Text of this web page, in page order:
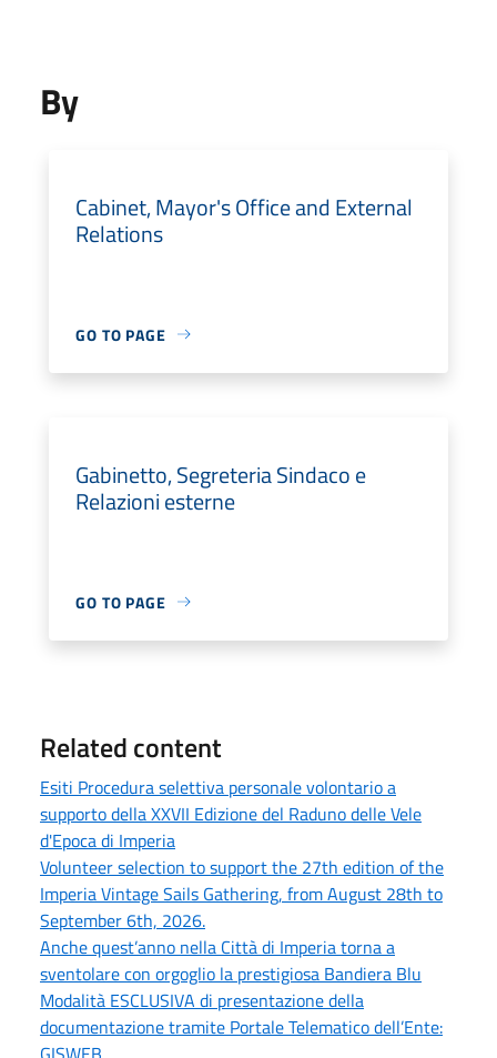
By
Cabinet, Mayor's Office and External
Relations
GO TO PAGE
Gabinetto, Segreteria Sindaco e
Relazioni esterne
GO TO PAGE
Related content
Esiti Procedura selettiva personale volontario a
supporto della XXVII Edizione del Raduno delle Vele
d'Epoca di Imperia
Volunteer selection to support the 27th edition of the
Imperia Vintage Sails Gathering, from August 28th to
September 6th, 2026.
Anche quest’anno nella Città di Imperia torna a
sventolare con orgoglio la prestigiosa Bandiera Blu
Modalità ESCLUSIVA di presentazione della
documentazione tramite Portale Telematico dell’Ente: